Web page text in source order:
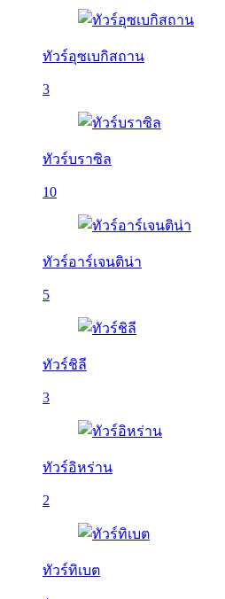
ทัวร์อุซเบกิสถาน
3
ทัวร์บราซิล
10
ทัวร์อาร์เจนติน่า
5
ทัวร์ชิลี
3
ทัวร์อิหร่าน
2
ทัวร์ทิเบต